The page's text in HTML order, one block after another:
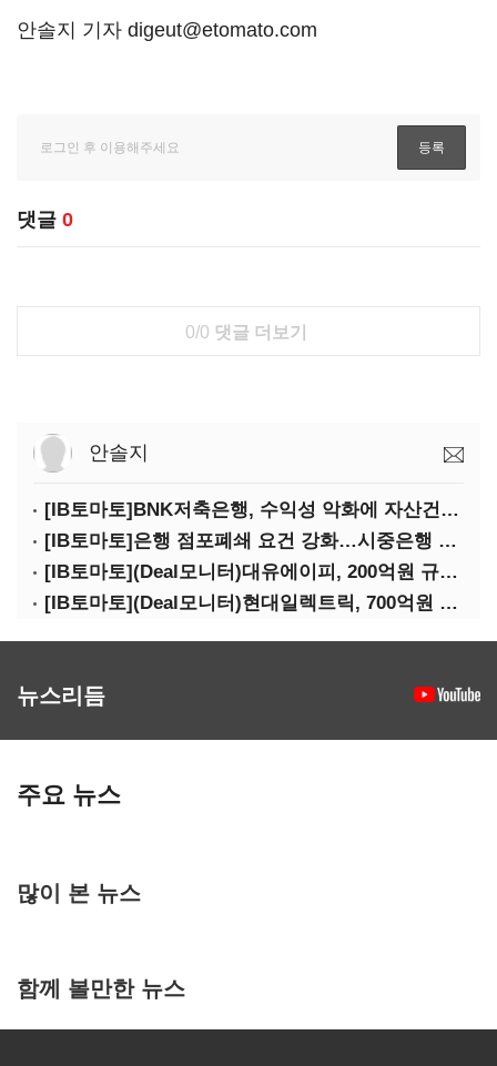
안솔지 기자 digeut@etomato.com
댓글 0
0/0 댓글 더보기
안솔지
[IB토마토]BNK저축은행, 수익성 악화에 자산건전성 '먹구름'
[IB토마토]은행 점포폐쇄 요건 강화…시중은행 생산성 '제동'
[IB토마토](Deal모니터)대유에이피, 200억원 규모 BW 발행
[IB토마토](Deal모니터)현대일렉트릭, 700억원 규모 사채 발행
뉴스리듬
주요 뉴스
많이 본 뉴스
함께 볼만한 뉴스